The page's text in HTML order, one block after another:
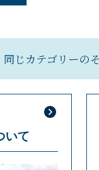
同じカテゴリーの
いて